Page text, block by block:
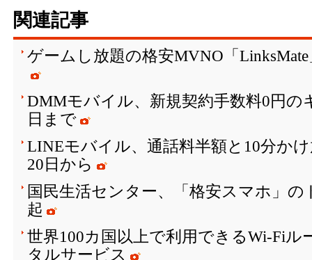
関連記事
ゲームし放題の格安MVNO「
DMMモバイル、新規契約手数料0円
日まで
LINEモバイル、通話料半額と10分か
20日から
国民生活センター、「格安スマホ」
起
世界100カ国以上で利用できるWi-Fiル
タルサービス